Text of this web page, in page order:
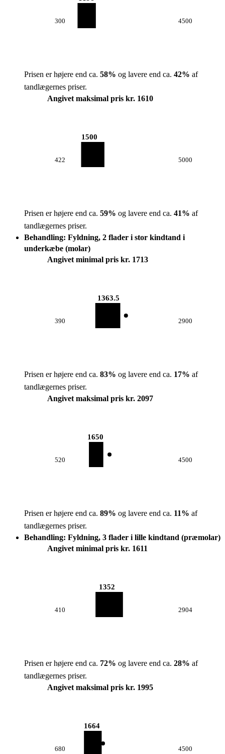
300 4500
Prisen er højere end ca. 58% og lavere end ca. 42% af
tandlægernes priser.
Angivet maksimal pris kr. 1610
422
1500
5000
Prisen er højere end ca. 59% og lavere end ca. 41% af
tandlægernes priser.
Behandling: Fyldning, 2 flader i stor kindtand i
underkæbe (molar)
Angivet minimal pris kr. 1713
390
1363.5
2900
Prisen er højere end ca. 83% og lavere end ca. 17% af
tandlægernes priser.
Angivet maksimal pris kr. 2097
520
1650
4500
Prisen er højere end ca. 89% og lavere end ca. 11% af
tandlægernes priser.
Behandling: Fyldning, 3 flader i lille kindtand (præmolar)
Angivet minimal pris kr. 1611
410
1352
2904
Prisen er højere end ca. 72% og lavere end ca. 28% af
tandlægernes priser.
Angivet maksimal pris kr. 1995
680
1664
4500